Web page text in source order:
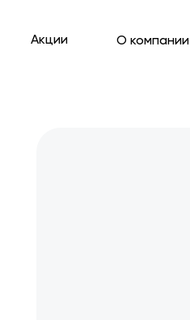
Акции О компании